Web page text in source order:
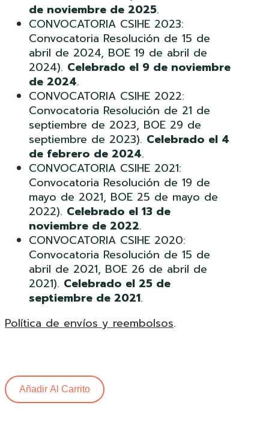
de noviembre de 2025.
CONVOCATORIA CSIHE 2023:
Convocatoria Resolución de 15 de
abril de 2024, BOE 19 de abril de
2024). Celebrado el 9 de noviembre
de 2024.
CONVOCATORIA CSIHE 2022:
Convocatoria Resolución de 21 de
septiembre de 2023, BOE 29 de
septiembre de 2023). Celebrado el 4
de febrero de 2024.
CONVOCATORIA CSIHE 2021:
Convocatoria Resolución de 19 de
mayo de 2021, BOE 25 de mayo de
2022). Celebrado el 13 de
noviembre de 2022.
CONVOCATORIA CSIHE 2020:
Convocatoria Resolución de 15 de
abril de 2021, BOE 26 de abril de
2021). Celebrado el 25 de
septiembre de 2021.
Política de envíos y reembolsos.
Añadir Al Carrito